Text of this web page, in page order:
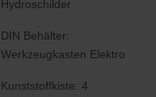
Hydroschilder
DIN Behälter:
Werkzeugkasten Elektro
Kunststoffkiste: 4